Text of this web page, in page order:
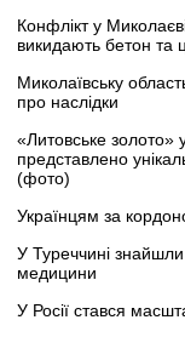
Конфлікт у
викидають бетон та
Миколаївську
про наслідки
«Литовське золото»
представлено
(фото)
Українцям за
У Туреччині знайшли
медицини
У Росії стався